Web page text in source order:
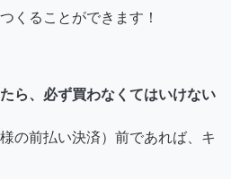
くることができます！
ら、必ず買わなくてはいけない
の前払い決済）前であれば、キ